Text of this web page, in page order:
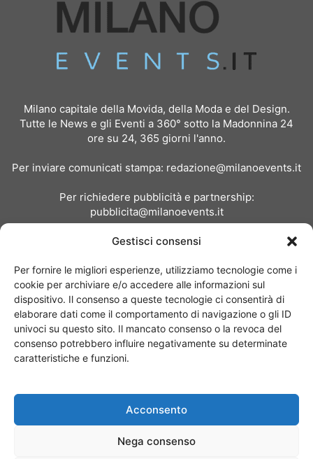
Gestisci consensi
Per fornire le migliori esperienze, utilizziamo tecnologie come i
cookie per archiviare e/o accedere alle informazioni sul
dispositivo. Il consenso a queste tecnologie ci consentirà di
elaborare dati come il comportamento di navigazione o gli ID
univoci su questo sito. Il mancato consenso o la revoca del
consenso potrebbero influire negativamente su determinate
caratteristiche e funzioni.
Acconsento
Nega consenso
Milano capitale della Movida, della Moda e del Design.
Tutte le News e gli Eventi a 360° sotto la Madonnina 24
ore su 24, 365 giorni l'anno.
Per inviare comunicati stampa: redazione@milanoevents.it
Per richiedere pubblicità e partnership:
pubblicita@milanoevents.it
Chi siamo I Nostri Clienti
© Copyright 2017 - MilanoEvents.it© managed by